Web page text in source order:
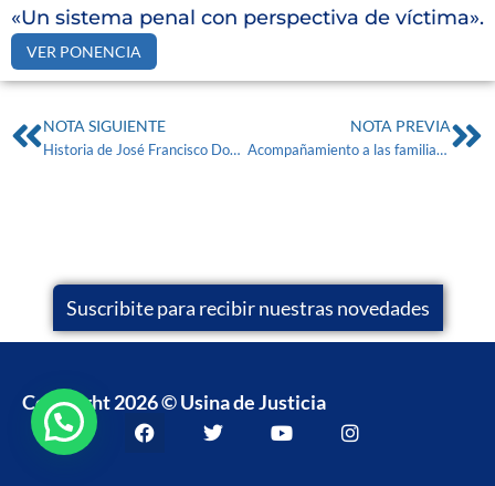
«Un sistema penal con perspectiva de víctima».
VER PONENCIA
NOTA SIGUIENTE
Historia de José Francisco Dominguez
NOTA PREVIA
Acompañamiento a las familias de Emmanuel González y Ángel Gastón Galeano
Suscribite para recibir nuestras novedades
Copyright 2026 © Usina de Justicia